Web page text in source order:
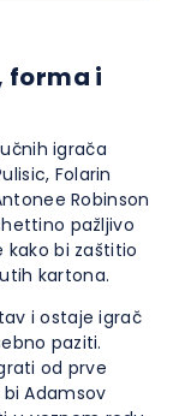
forma i
igrača
Folarin
Robinson
pažljivo
kako bi zaštitio
kartona.
i ostaje igrač
paziti.
od prve
Adamsov